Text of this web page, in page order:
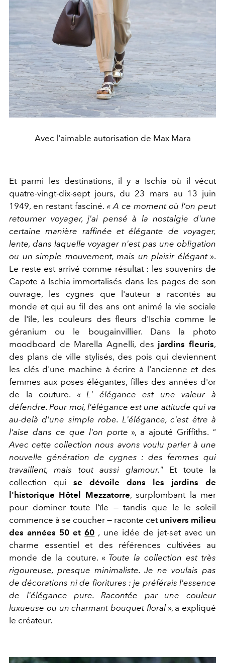
Avec l'aimable autorisation de Max Mara
Et parmi les destinations, il y a Ischia où il vécut
quatre-vingt-dix-sept jours, du 23 mars au 13 juin
1949, en restant fasciné. « A ce moment où l'on peut
retourner voyager, j'ai pensé à la nostalgie d'une
certaine manière raffinée et élégante de voyager,
lente, dans laquelle voyager n'est pas une obligation
ou un simple mouvement, mais un plaisir élégant».
Le reste est arrivé comme résultat : les souvenirs de
Capote à Ischia immortalisés dans les pages de son
ouvrage, les cygnes que l'auteur a racontés au
monde et qui au fil des ans ont animé la vie sociale
de l'île, les couleurs des fleurs d'Ischia comme le
géranium ou le bougainvillier. Dans la photo
moodboard de Marella Agnelli, des jardins fleuris,
des plans de ville stylisés, des pois qui deviennent
les clés d'une machine à écrire à l'ancienne et des
femmes aux poses élégantes, filles des années d'or
de la couture. « L' élégance est une valeur à
défendre. Pour moi, l'élégance est une attitude qui va
au-delà d'une simple robe. L'élégance, c'est être à
l'aise dans ce que l'on porte », a ajouté Griffiths. "
Avec cette collection nous avons voulu parler à une
nouvelle génération de cygnes : des femmes qui
travaillent, mais tout aussi glamour." Et toute la
collection qui se dévoile dans les jardins de
l'historique Hôtel Mezzatorre, surplombant la mer
pour dominer toute l'île — tandis que le le soleil
commence à se coucher — raconte cet univers milieu
des années 50 et60 , une idée de jet-set avec un
charme essentiel et des références cultivées au
monde de la couture. « Toute la collection est très
rigoureuse, presque minimaliste. Je ne voulais pas
de décorations ni de fioritures : je préférais l'essence
de l'élégance pure. Racontée par une couleur
luxueuse ou un charmant bouquet floral», a expliqué
le créateur.